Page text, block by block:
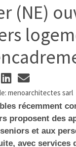
(NE)
menoarchitectes sarl
récemment
proposent des
et aux
avec services